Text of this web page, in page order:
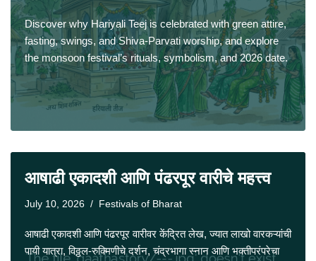
Discover why Hariyali Teej is celebrated with green attire,
fasting, swings, and Shiva-Parvati worship, and explore
the monsoon festival’s rituals, symbolism, and 2026 date.
आषाढी एकादशी आणि पंढरपूर वारीचे महत्त्व
July 10, 2026 Festivals of Bharat
आषाढी एकादशी आणि पंढरपूर वारीवर केंद्रित लेख, ज्यात लाखो वारकऱ्यांची
पायी यात्रा, विठ्ठल-रुक्मिणीचे दर्शन, चंद्रभागा स्नान आणि भक्तीपरंपरेचा